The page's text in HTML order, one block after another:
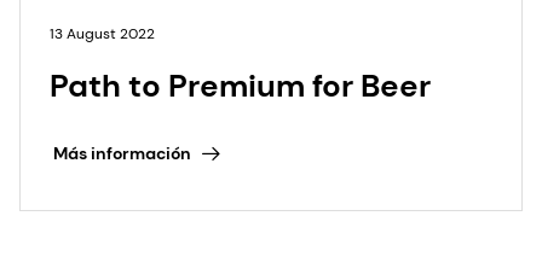
13 August 2022
Path to Premium for Beer
Más información